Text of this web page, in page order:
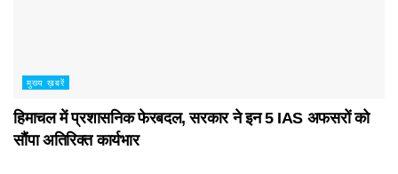
मुख्य ख़बरें
हिमाचल में प्रशासनिक फेरबदल, सरकार ने इन 5 IAS अफसरों को
सौंपा अतिरिक्त कार्यभार